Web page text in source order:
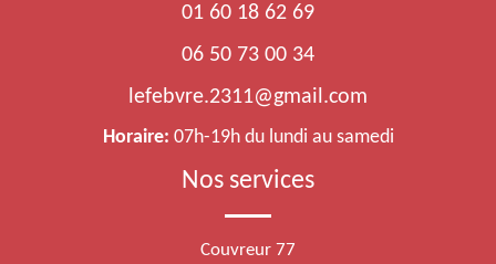
01 60 18 62 69
06 50 73 00 34
lefebvre.2311@gmail.com
Horaire: 07h-19h du lundi au samedi
Nos services
Couvreur 77